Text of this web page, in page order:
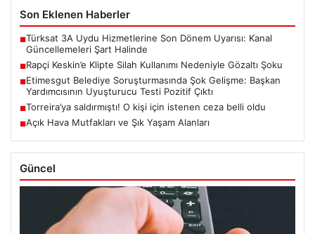
Son Eklenen Haberler
■Türksat 3A Uydu Hizmetlerine Son Dönem Uyarısı: Kanal
Güncellemeleri Şart Halinde
■Rapçi Keskin’e Klipte Silah Kullanımı Nedeniyle Gözaltı Şoku
■Etimesgut Belediye Soruşturmasında Şok Gelişme: Başkan
Yardımcısının Uyuşturucu Testi Pozitif Çıktı
■Torreira’ya saldırmıştı! O kişi için istenen ceza belli oldu
■Açık Hava Mutfakları ve Şık Yaşam Alanları
Güncel